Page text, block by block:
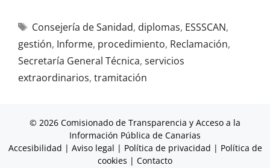
Consejería de Sanidad, diplomas, ESSSCAN,
gestión, Informe, procedimiento, Reclamación,
Secretaría General Técnica, servicios
extraordinarios, tramitación
© 2026 Comisionado de Transparencia y Acceso a la
Información Pública de Canarias
Accesibilidad | Aviso legal | Política de privacidad | Política de
cookies | Contacto